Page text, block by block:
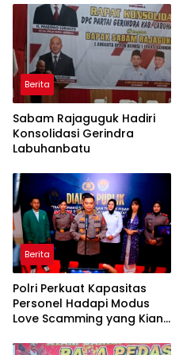
Monyet, Harimau, dan
Beruang Terhadap Warga
Berita
Sabam Rajaguguk Hadiri
Konsolidasi Gerindra
Labuhanbatu
Berita
Polri Perkuat Kapasitas
Personel Hadapi Modus
Love Scamming yang Kian